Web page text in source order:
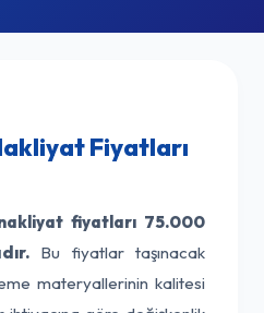
Fiyatları
fiyatları 75.000
Bu fiyatlar taşınacak
materyallerinin kalitesi